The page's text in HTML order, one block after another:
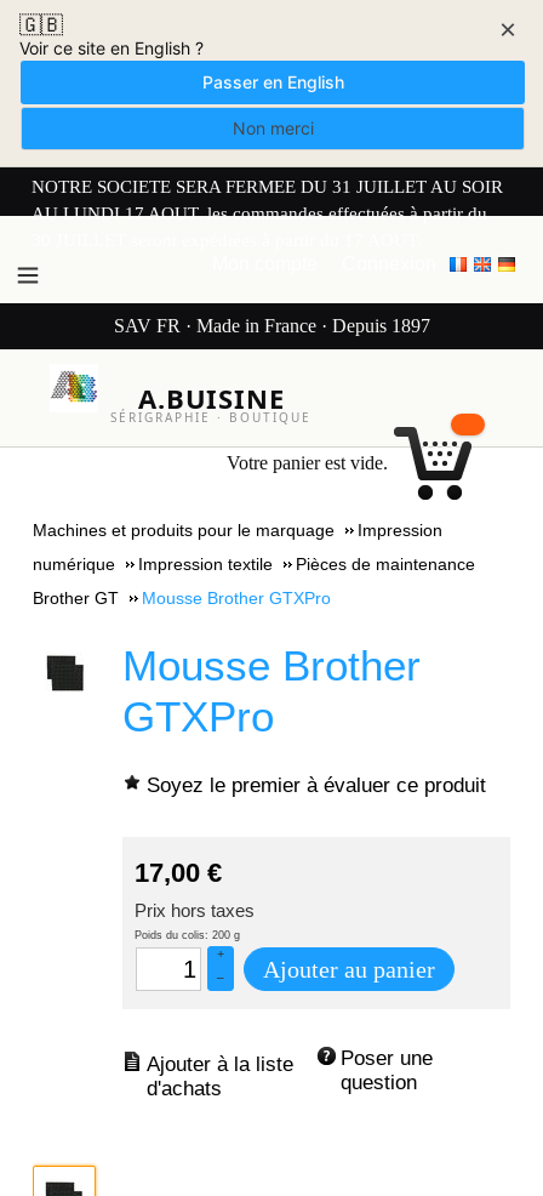
🇬🇧
Voir ce site en English ?
Passer en English
Non merci
×
NOTRE SOCIETE SERA FERMEE DU 31 JUILLET AU SOIR
AU LUNDI 17 AOUT. les commandes effectuées à partir du
SAV FR · Made in France · Depuis 1897
A.BUISINE
SÉRIGRAPHIE · BOUTIQUE
Votre panier est vide.
Machines et produits pour le marquage
Impression
numérique
Impression textile
Pièces de maintenance
Brother GT
Mousse Brother GTXPro
Mousse Brother
GTXPro
Soyez le premier à évaluer ce produit
17,00 €
Prix hors taxes
Poids du colis: 200 g
+
–
Ajouter au panier
Poser une
question